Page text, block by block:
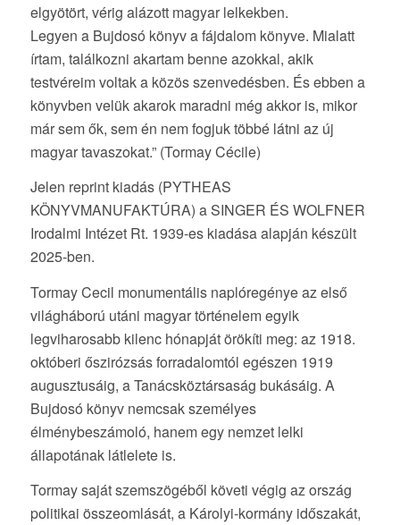
elgyötört, vérig alázott magyar lelkekben.
Legyen a Bujdosó könyv a fájdalom könyve. Mialatt
írtam, találkozni akartam benne azokkal, akik
testvéreim voltak a közös szenvedésben. És ebben a
könyvben velük akarok maradni még akkor is, mikor
már sem ők, sem én nem fogjuk többé látni az új
magyar tavaszokat.” (Tormay Cécile)
Jelen reprint kiadás (PYTHEAS
KÖNYVMANUFAKTÚRA) a SINGER ÉS WOLFNER
Irodalmi Intézet Rt. 1939-es kiadása alapján készült
2025-ben.
Tormay Cecil monumentális naplóregénye az első
világháború utáni magyar történelem egyik
legviharosabb kilenc hónapját örökíti meg: az 1918.
októberi őszirózsás forradalomtól egészen 1919
augusztusáig, a Tanácsköztársaság bukásáig. A
Bujdosó könyv nemcsak személyes
élménybeszámoló, hanem egy nemzet lelki
állapotának látlelete is.
Tormay saját szemszögéből követi végig az ország
politikai összeomlását, a Károlyi-kormány időszakát,